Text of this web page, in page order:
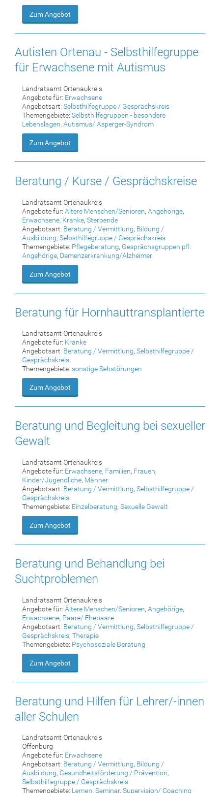
Zum Angebot
Autisten Ortenau - Selbsthilfegruppe
für Erwachsene mit Autismus
Landratsamt Ortenaukreis
Angebote für: Erwachsene
Angebotsart: Selbsthilfegruppe / Gesprächskreis
Themengebiete: Selbsthilfegruppen - besondere
Lebenslagen, Autismus/ Asperger-Syndrom
Zum Angebot
Beratung / Kurse / Gesprächskreise
Landratsamt Ortenaukreis
Angebote für: Ältere Menschen/Senioren, Angehörige,
Erwachsene, Kranke, Sterbende
Angebotsart: Beratung / Vermittlung, Bildung /
Ausbildung, Selbsthilfegruppe / Gesprächskreis
Themengebiete: Pflegeberatung, Gesprächsgruppen pfl.
Angehörige, Demenzerkrankung/Alzheimer
Zum Angebot
Beratung für Hornhauttransplantierte
Landratsamt Ortenaukreis
Angebote für: Kranke
Angebotsart: Beratung / Vermittlung, Selbsthilfegruppe /
Gesprächskreis
Themengebiete: sonstige Sehstörungen
Zum Angebot
Beratung und Begleitung bei sexueller
Gewalt
Landratsamt Ortenaukreis
Angebote für: Erwachsene, Familien, Frauen,
Kinder/Jugendliche, Männer
Angebotsart: Beratung / Vermittlung, Selbsthilfegruppe /
Gesprächskreis
Themengebiete: Einzelberatung, Sexuelle Gewalt
Zum Angebot
Beratung und Behandlung bei
Suchtproblemen
Landratsamt Ortenaukreis
Angebote für: Ältere Menschen/Senioren, Angehörige,
Erwachsene, Paare/ Ehepaare
Angebotsart: Beratung / Vermittlung, Selbsthilfegruppe /
Gesprächskreis, Therapie
Themengebiete: Psychosoziale Beratung
Zum Angebot
Beratung und Hilfen für Lehrer/-innen
aller Schulen
Landratsamt Ortenaukreis
Offenburg
Angebote für: Erwachsene
Angebotsart: Beratung / Vermittlung, Bildung /
Ausbildung, Gesundheitsförderung / Prävention,
Selbsthilfegruppe / Gesprächskreis
Themengebiete: Lernen, Seminar, Supervision/ Coaching